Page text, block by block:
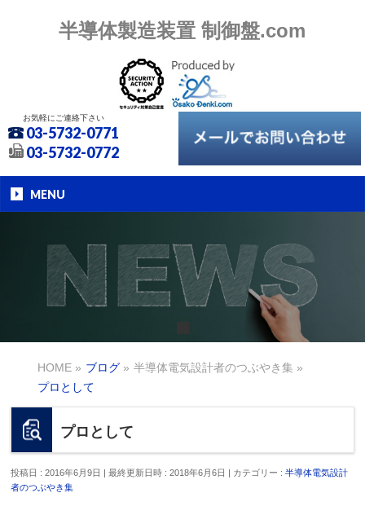
半導体製造装置 制御盤.com
お気軽にご連絡下さい
03-5732-0771
03-5732-0772
MENU
HOME » ブログ » 半導体電気設計者のつぶやき集 »
プロとして
プロとして
投稿日 : 2016年6月9日 最終更新日時 : 2018年6月6日 カテゴリー :半導体電気設計
者のつぶやき集